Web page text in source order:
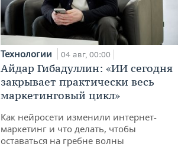
Технологии 04 авг, 00:00
Айдар Гибадуллин: «ИИ сегодня
закрывает практически весь
маркетинговый цикл»
Как нейросети изменили интернет-
маркетинг и что делать, чтобы
оставаться на гребне волны